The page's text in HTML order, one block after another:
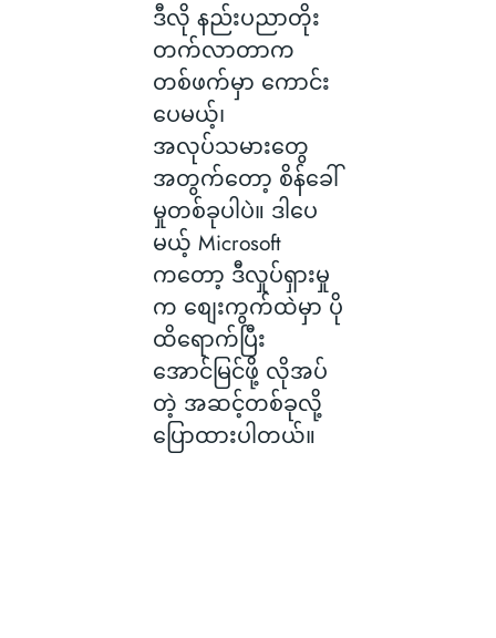
ဒီလို နည်းပညာတိုး
တက်လာတာက
တစ်ဖက်မှာ ကောင်း
ပေမယ့်၊
အလုပ်သမားတွေ
အတွက်တော့ စိန်ခေါ်
မှုတစ်ခုပါပဲ။ ဒါပေ
မယ့် Microsoft
ကတော့ ဒီလှုပ်ရှားမှု
က စျေးကွက်ထဲမှာ ပို
ထိရောက်ပြီး
အောင်မြင်ဖို့ လိုအပ်
တဲ့ အဆင့်တစ်ခုလို့
ပြောထားပါတယ်။